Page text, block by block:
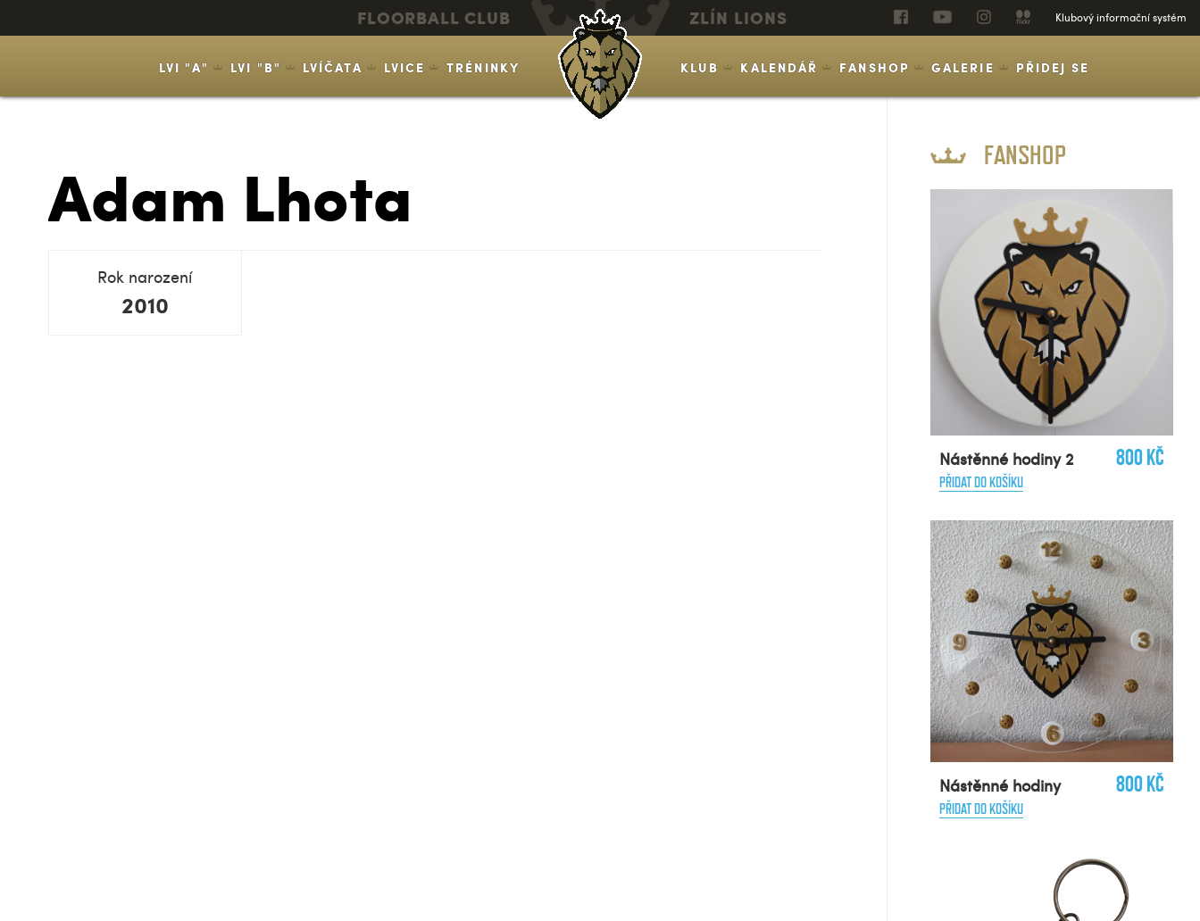
FLOORBALL CLUB ZLÍN LIONS Klubový informační systém
LVI "A" LVI "B" LVÍČATA LVICE TRÉNINKY KLUB KALENDÁŘ FANSHOP GALERIE PŘIDEJ SE
Adam Lhota
Rok narození
2010
FANSHOP
Nástěnné hodiny 2
PŘIDAT DO KOŠÍKU
800 Kč
Nástěnné hodiny
PŘIDAT DO KOŠÍKU
800 Kč